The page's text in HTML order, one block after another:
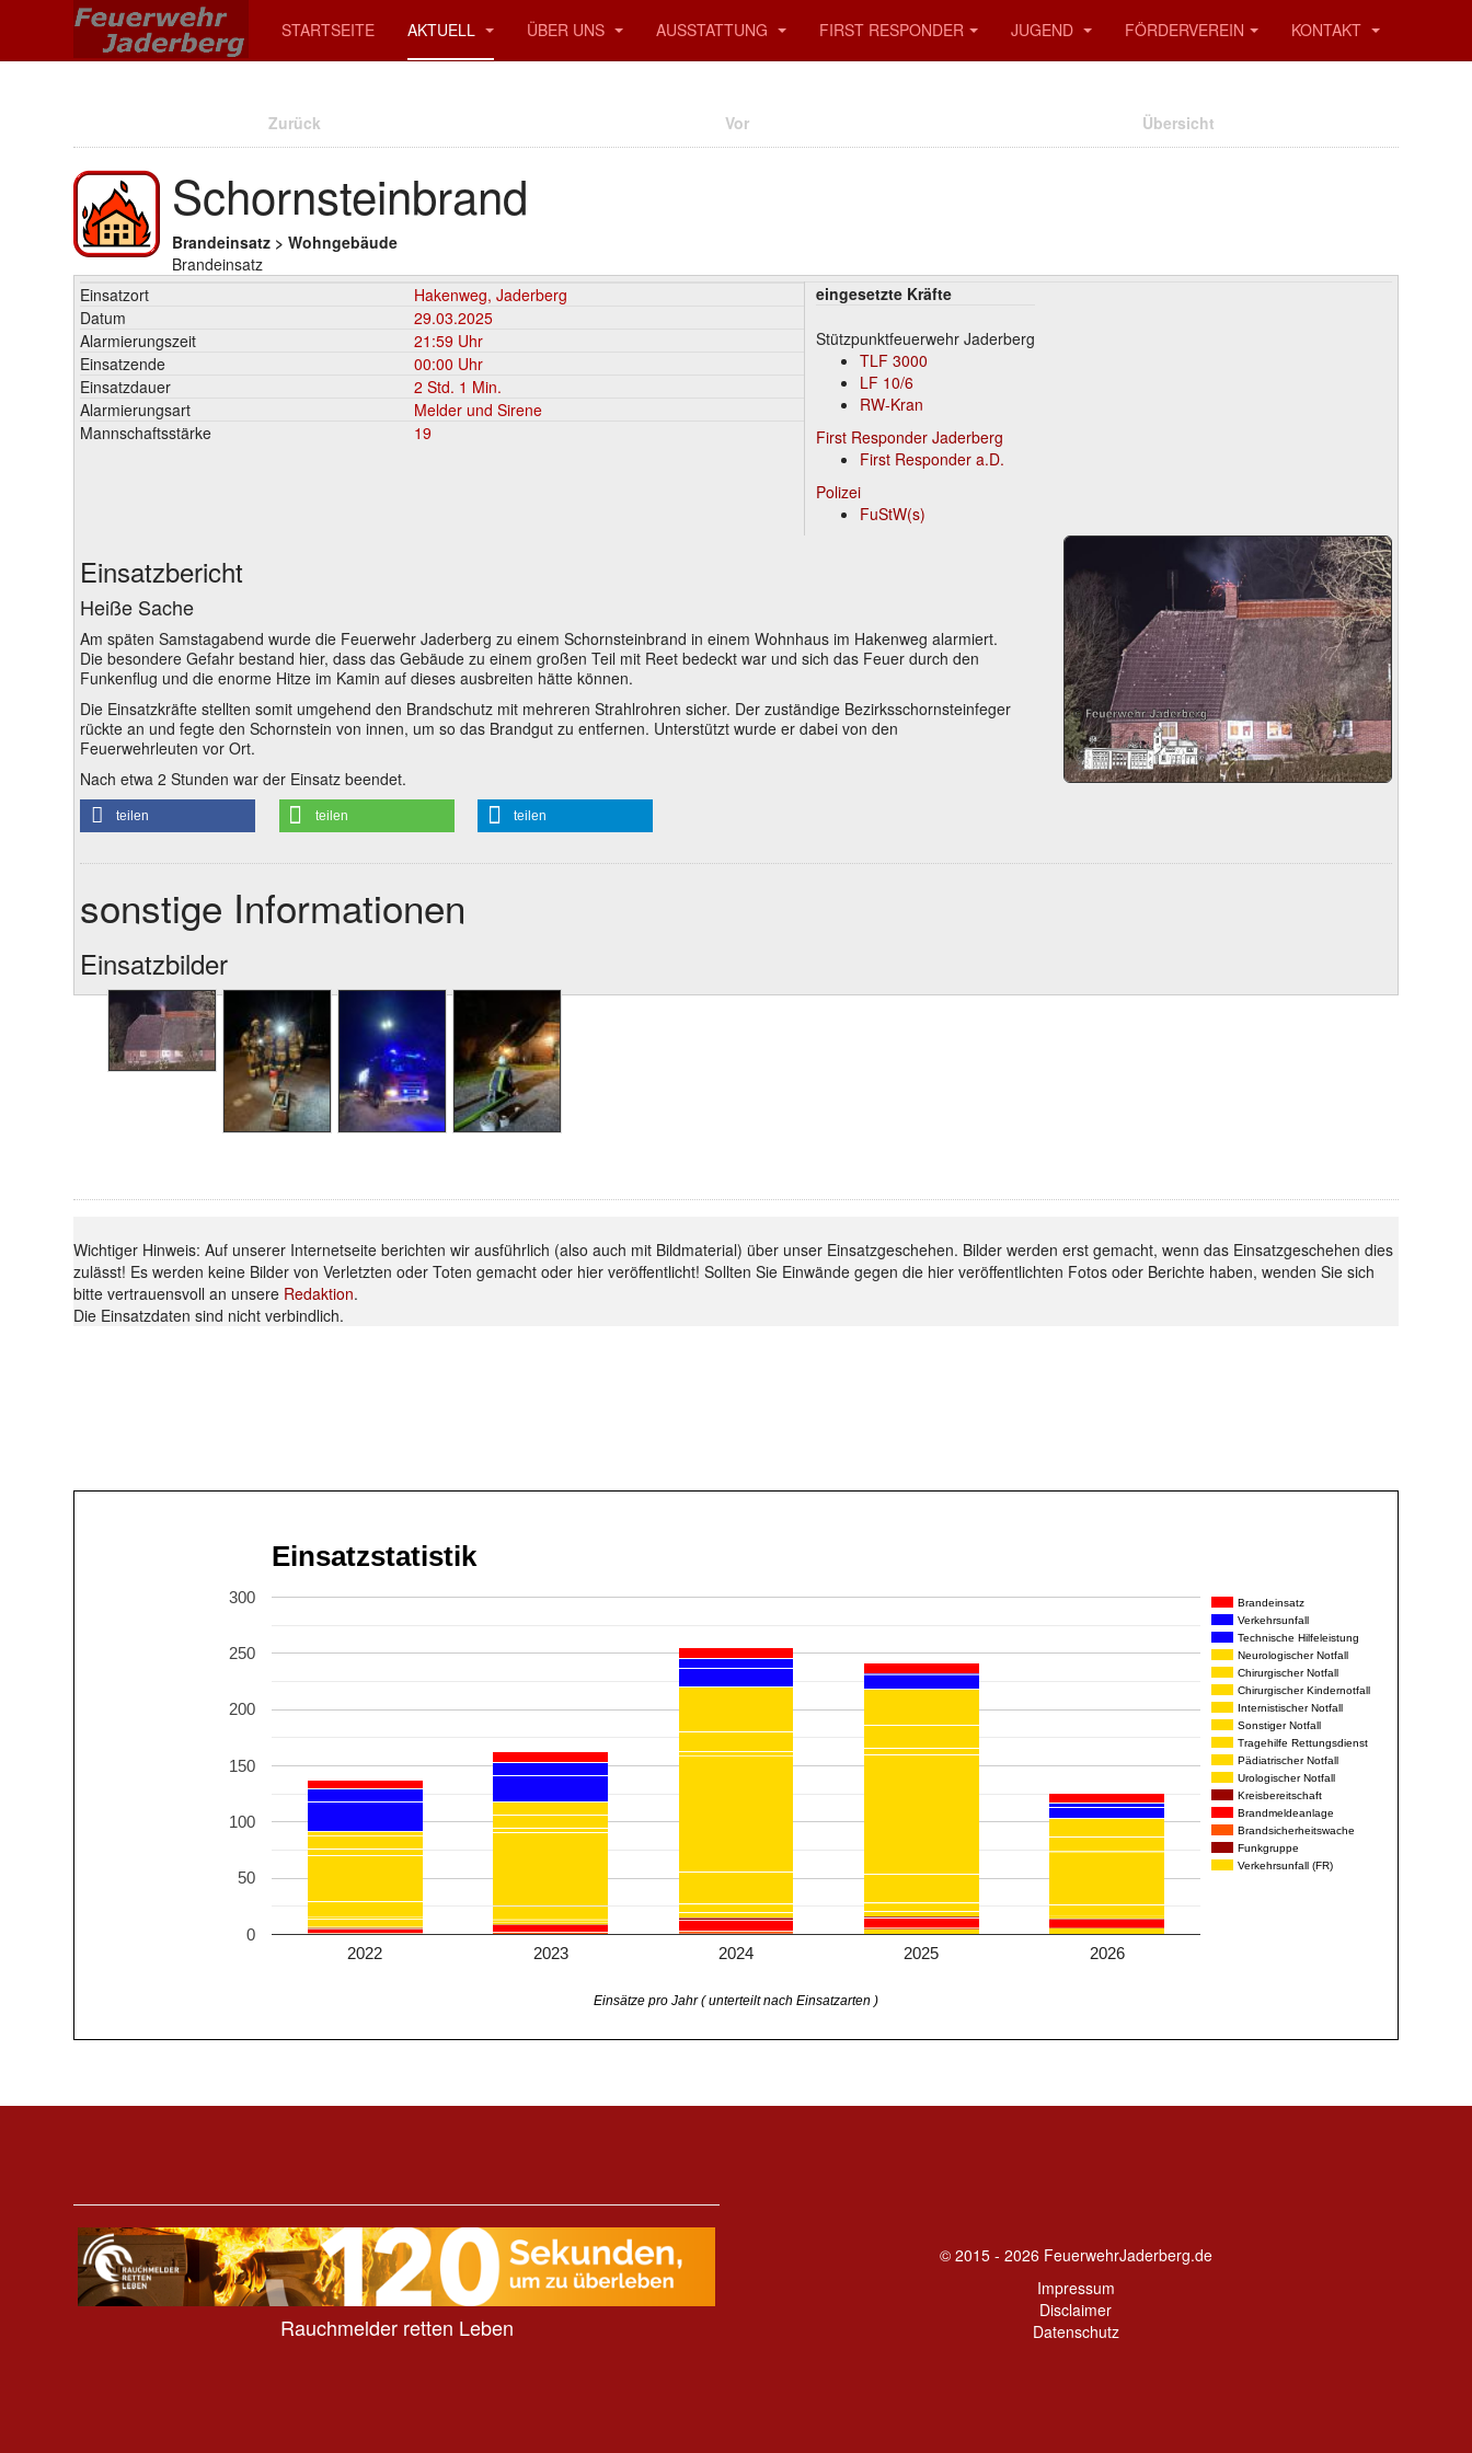
STARTSEITE AKTUELL ÜBER UNS AUSSTATTUNG FIRST RESPONDER JUGEND FÖRDERVEREIN KONTAKT
Zurück Vor Übersicht
Schornsteinbrand
Brandeinsatz > Wohngebäude
Brandeinsatz
Einsatzort
Hakenweg, Jaderberg
Datum
29.03.2025
Alarmierungszeit
21:59 Uhr
Einsatzende
00:00 Uhr
Einsatzdauer
2 Std. 1 Min.
Alarmierungsart
Melder und Sirene
Mannschaftsstärke
19
eingesetzte Kräfte
Stützpunktfeuerwehr Jaderberg
TLF 3000
LF 10/6
RW-Kran
First Responder Jaderberg
First Responder a.D.
Polizei
FuStW(s)
Einsatzbericht
Heiße Sache
Am späten Samstagabend wurde die Feuerwehr Jaderberg zu einem Schornsteinbrand in einem Wohnhaus im Hakenweg alarmiert.
Die besondere Gefahr bestand hier, dass das Gebäude zu einem großen Teil mit Reet bedeckt war und sich das Feuer durch den
Funkenflug und die enorme Hitze im Kamin auf dieses ausbreiten hätte können.
Die Einsatzkräfte stellten somit umgehend den Brandschutz mit mehreren Strahlrohren sicher. Der zuständige Bezirksschornsteinfeger
rückte an und fegte den Schornstein von innen, um so das Brandgut zu entfernen. Unterstützt wurde er dabei von den
Feuerwehrleuten vor Ort.
Nach etwa 2 Stunden war der Einsatz beendet.
teilen teilen teilen
sonstige Informationen
Einsatzbilder
Wichtiger Hinweis: Auf unserer Internetseite berichten wir ausführlich (also auch mit Bildmaterial) über unser Einsatzgeschehen. Bilder werden erst gemacht, wenn das Einsatzgeschehen dies
zulässt! Es werden keine Bilder von Verletzten oder Toten gemacht oder hier veröffentlicht! Sollten Sie Einwände gegen die hier veröffentlichten Fotos oder Berichte haben, wenden Sie sich
bitte vertrauensvoll an unsere Redaktion.
Die Einsatzdaten sind nicht verbindlich.
Einsatzstatistik
Brandeinsatz
Verkehrsunfall
Technische Hilfeleistung
Neurologischer Notfall
Chirurgischer Notfall
Chirurgischer Kindernotfall
Internistischer Notfall
Sonstiger Notfall
Tragehilfe Rettungsdienst
Pädiatrischer Notfall
Urologischer Notfall
Kreisbereitschaft
Brandmeldeanlage
Brandsicherheitswache
Funkgruppe
Verkehrsunfall (FR)
2022 2023 2024 2025 2026
0
50
100
150
200
250
300
Einsätze pro Jahr ( unterteilt nach Einsatzarten )
Rauchmelder retten Leben
© 2015 - 2026 FeuerwehrJaderberg.de
Impressum
Disclaimer
Datenschutz